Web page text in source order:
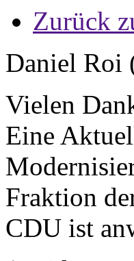
Zurück
Daniel Roi
Vielen
Eine
Fraktion
CDU ist